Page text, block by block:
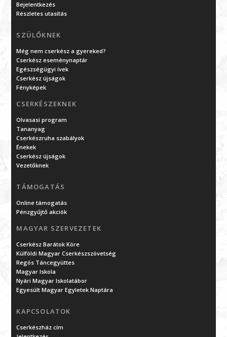
Bejelentkezés
Részletes utasítás
SZÜLŐKNEK
Még nem cserkész a gyereked?
Cserkész eseménynaptár
Egészségügyi ívek
Cserkész újságok
Fényképek
CSERKÉSZEKNEK
Olvasasi program
Tananyag
Cserkészruha szabályok
Énekek
Cserkész újságok
Vezetőknek
TÁMOGATÁS
Online támogatás
Pénzgyűjtő akciók
MAGYAR SZERVEZETEK
Cserkész Barátok Köre
Külföldi Magyar Cserkészszövetség
Regös Táncegyüttes
Magyar Iskola
Nyári Magyar Iskolatábor
Egyesült Magyar Egyletek Naptára
KAPCSOLATOK
Cserkészház cím